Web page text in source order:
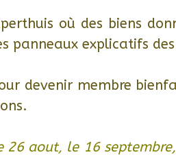
où des biens
panneaux explicatifs
devenir membre
aout, le 16